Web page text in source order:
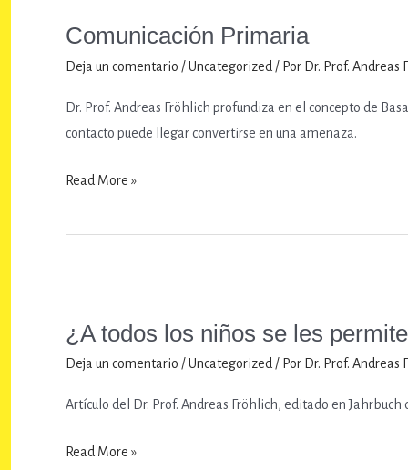
Comunicación Primaria
Deja un comentario /Uncategorized / Por Dr. Prof. Andreas
Dr. Prof. Andreas Fröhlich profundiza en el concepto de
contacto puede llegar convertirse en una amenaza.
Comunicación
Read More »
¿A todos los niños se les
Deja un comentario /Uncategorized / Por Dr. Prof. Andreas
Artículo del Dr. Prof. Andreas Fröhlich, editado en
¿A
Read More »